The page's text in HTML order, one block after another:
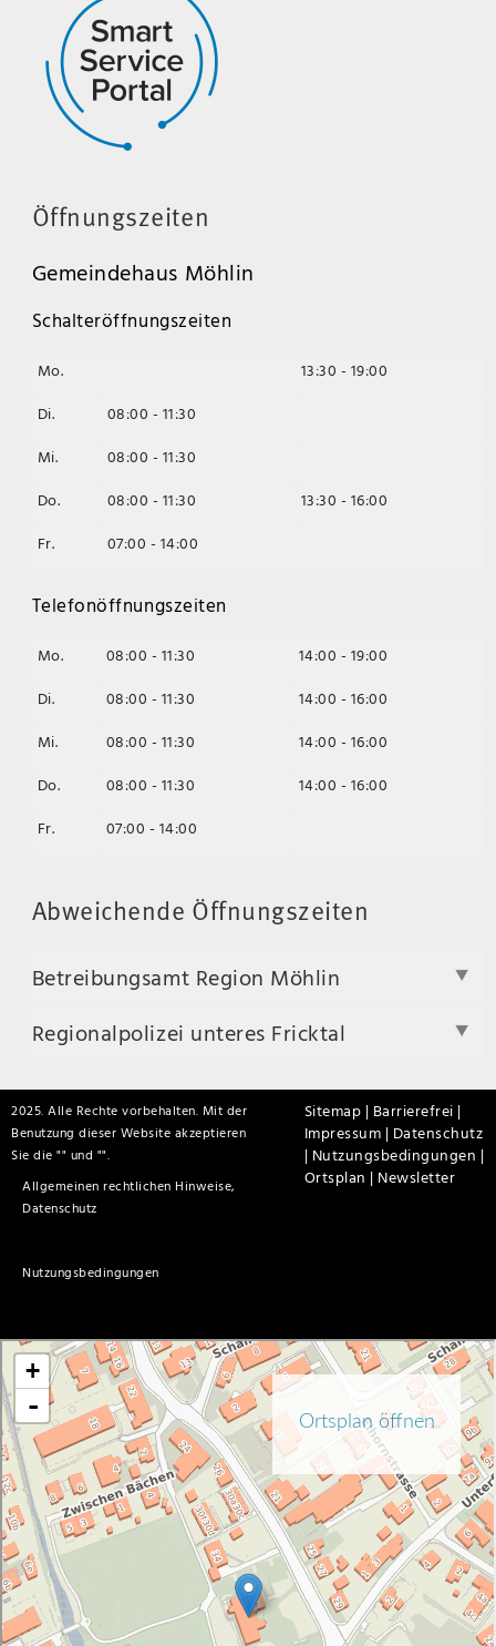
Öffnungszeiten
Gemeindehaus Möhlin
Schalteröffnungszeiten
Mo.
13:30 - 19:00
Di.
08:00 - 11:30
Mi.
08:00 - 11:30
Do.
08:00 - 11:30
13:30 - 16:00
Fr.
07:00 - 14:00
Telefonöffnungszeiten
Mo. 08:00 - 11:30
14:00 - 19:00
Di.
08:00 - 11:30
14:00 - 16:00
Mi.
08:00 - 11:30
14:00 - 16:00
Do.
08:00 - 11:30
14:00 - 16:00
Fr.
07:00 - 14:00
Abweichende Öffnungszeiten
Betreibungsamt Region Möhlin
Regionalpolizei unteres Fricktal
2025. Alle Rechte vorbehalten. Mit der
Benutzung dieser Website akzeptieren
Sie die "
Allgemeinen rechtlichen Hinweise,
Datenschutz
" und "
Nutzungsbedingungen
".
Sitemap | Barrierefrei |
Impressum | Datenschutz
| Nutzungsbedingungen |
Ortsplan | Newsletter